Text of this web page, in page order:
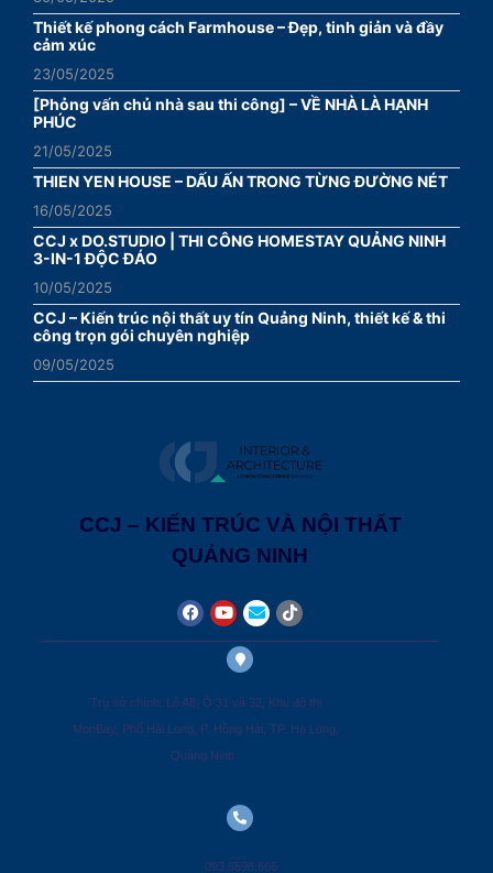
Thiết kế phong cách Farmhouse – Đẹp, tinh giản và đầy
cảm xúc
23/05/2025
[Phỏng vấn chủ nhà sau thi công] – VỀ NHÀ LÀ HẠNH
PHÚC
21/05/2025
THIEN YEN HOUSE – DẤU ẤN TRONG TỪNG ĐƯỜNG NÉT
16/05/2025
CCJ x DO.STUDIO | THI CÔNG HOMESTAY QUẢNG NINH
3-IN-1 ĐỘC ĐÁO
10/05/2025
CCJ – Kiến trúc nội thất uy tín Quảng Ninh, thiết kế & thi
công trọn gói chuyên nghiệp
09/05/2025
CCJ – KIẾN TRÚC VÀ NỘI THẤT
QUẢNG NINH
Trụ sở chính: Lô A8, Ô 31 và 32, Khu đô thị
MonBay, Phố Hải Long, P. Hồng Hải, TP. Hạ Long,
Quảng Ninh
093.8598.666